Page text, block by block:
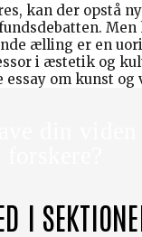
kan der opstå
ælling er en
i æstetik og
essay om kunst og
I